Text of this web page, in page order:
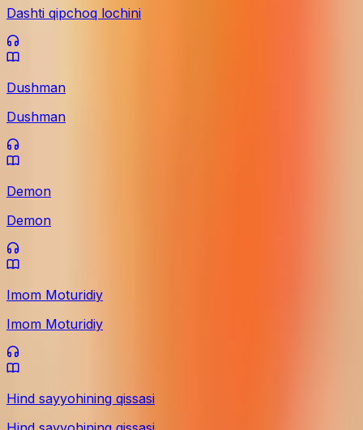
Dashti qipchoq lochini
Dushman
Dushman
Demon
Demon
Imom Moturidiy
Imom Moturidiy
Hind sayyohining qissasi